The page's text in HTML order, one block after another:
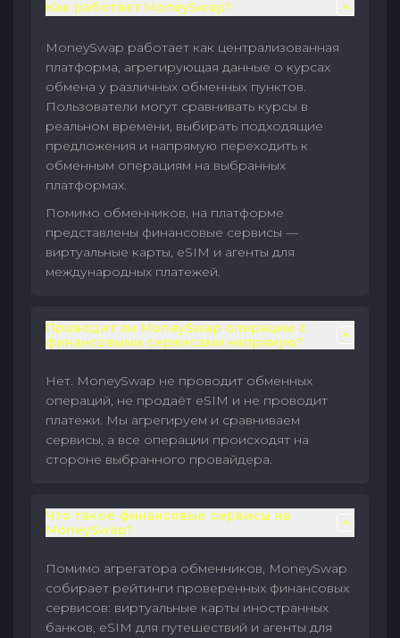
Как работает MoneySwap?
MoneySwap работает как централизованная
платформа, агрегирующая данные о курсах
обмена у различных обменных пунктов.
Пользователи могут сравнивать курсы в
реальном времени, выбирать подходящие
предложения и напрямую переходить к
обменным операциям на выбранных
платформах.
Помимо обменников, на платформе
представлены финансовые сервисы —
виртуальные карты, eSIM и агенты для
международных платежей.
Проводит ли MoneySwap операции с
финансовыми сервисами напрямую?
Нет. MoneySwap не проводит обменных
операций, не продаёт eSIM и не проводит
платежи. Мы агрегируем и сравниваем
сервисы, а все операции происходят на
стороне выбранного провайдера.
Что такое финансовые сервисы на
MoneySwap?
Помимо агрегатора обменников, MoneySwap
собирает рейтинги проверенных финансовых
сервисов: виртуальные карты иностранных
банков, eSIM для путешествий и агенты для